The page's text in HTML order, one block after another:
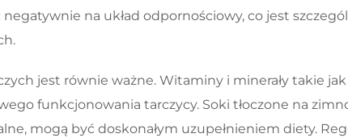
na układ odpornościowy, co jest
jest równie ważne. Witaminy i minerały takie jak
funkcjonowania tarczycy. Soki tłoczone na
mogą być doskonałym uzupełnieniem diety.